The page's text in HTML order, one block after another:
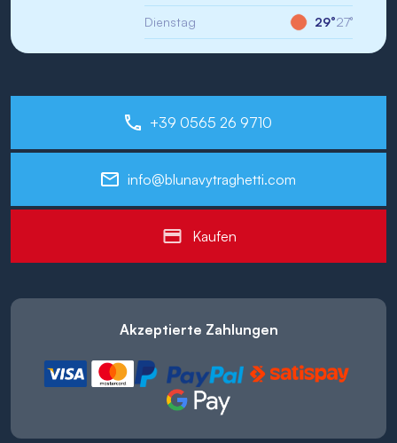
Dienstag 29°27°
+39 0565 26 9710
info@blunavytraghetti.com
Kaufen
Akzeptierte Zahlungen